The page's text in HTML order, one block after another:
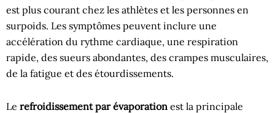
est plus courant chez les athlètes et les personnes en
surpoids. Les symptômes peuvent inclure une
accélération du rythme cardiaque, une respiration
rapide, des sueurs abondantes, des crampes musculaires,
de la fatigue et des étourdissements.
Le refroidissement par évaporation est la principale